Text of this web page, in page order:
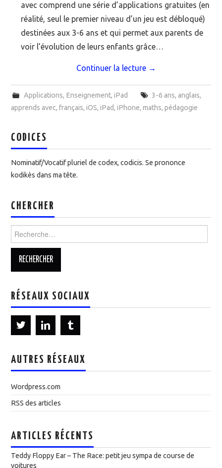
avec comprend une série d’applications gratuites (en
réalité, seul le premier niveau d’un jeu est débloqué)
destinées aux 3-6 ans et qui permet aux parents de
voir l’évolution de leurs enfants grâce…
Continuer la lecture →
Applications, Enseignement, iPad 3-6 ans, anglais,
apprends avec,français,iOS,iPad,iPhone,maths,pédagogie
CODICES
Nominatif/Vocatif pluriel de codex, codicis. Se prononce
kodikès dans ma tête.
CHERCHER
Rechercher :
RÉSEAUX SOCIAUX
AUTRES RÉSEAUX
Wordpress.com
RSS des articles
ARTICLES RÉCENTS
Teddy Floppy Ear – The Race: petit jeu sympa de course de
voitures